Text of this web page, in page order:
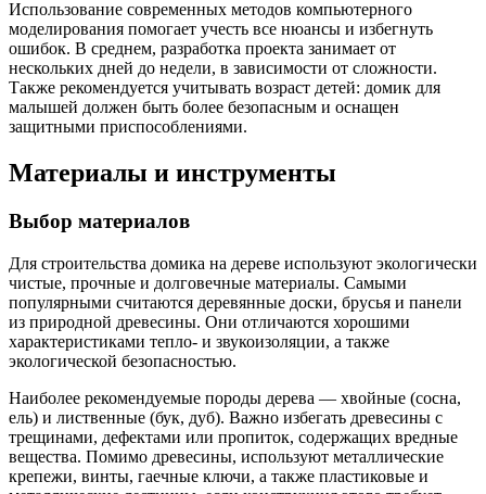
Использование современных методов компьютерного
моделирования помогает учесть все нюансы и избегнуть
ошибок. В среднем, разработка проекта занимает от
нескольких дней до недели, в зависимости от сложности.
Также рекомендуется учитывать возраст детей: домик для
малышей должен быть более безопасным и оснащен
защитными приспособлениями.
Материалы и инструменты
Выбор материалов
Для строительства домика на дереве используют экологически
чистые, прочные и долговечные материалы. Самыми
популярными считаются деревянные доски, брусья и панели
из природной древесины. Они отличаются хорошими
характеристиками тепло- и звукоизоляции, а также
экологической безопасностью.
Наиболее рекомендуемые породы дерева — хвойные (сосна,
ель) и лиственные (бук, дуб). Важно избегать древесины с
трещинами, дефектами или пропиток, содержащих вредные
вещества. Помимо древесины, используют металлические
крепежи, винты, гаечные ключи, а также пластиковые и